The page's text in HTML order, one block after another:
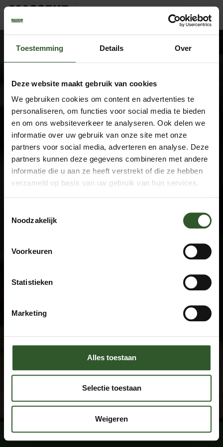
Toestemming Details Over
Deze website maakt gebruik van cookies
We gebruiken cookies om content en advertenties te
personaliseren, om functies voor social media te bieden
en om ons websiteverkeer te analyseren. Ook delen we
informatie over uw gebruik van onze site met onze
partners voor social media, adverteren en analyse. Deze
partners kunnen deze gegevens combineren met andere
informatie die u aan ze heeft verstrekt of die ze hebben
verzameld op basis van uw gebruik van hun services.
Noodzakelijk
Voorkeuren
Statistieken
Marketing
Alles toestaan
Selectie toestaan
Weigeren
By using this website, you agree with the
cookie conditions.
JoeriSandraIlonaSomaraJoaoIngridMircoJackMarcelHidde
Google Rating
4.9
Based on 743 reviews
byTrust.Reviews
Masseurs
Join as a masseur
About us
Terms and Conditions
Disclaimer
+31 (0)615674769
info@masseuraandedeur.nl
Stay connected
Facebook
Book a massage